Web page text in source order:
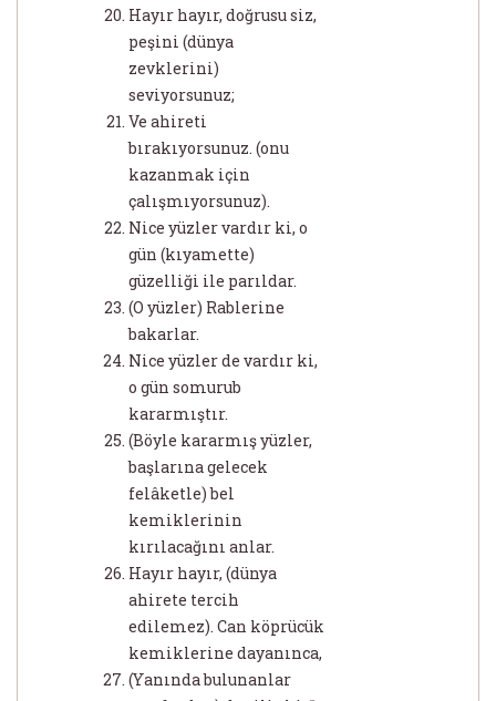
Hayır hayır, doğrusu siz,
peşini (dünya
zevklerini)
seviyorsunuz;
Ve ahireti
bırakıyorsunuz. (onu
kazanmak için
çalışmıyorsunuz).
Nice yüzler vardır ki, o
gün (kıyamette)
güzelliği ile parıldar.
(O yüzler) Rablerine
bakarlar.
Nice yüzler de vardır ki,
o gün somurub
kararmıştır.
(Böyle kararmış yüzler,
başlarına gelecek
felâketle) bel
kemiklerinin
kırılacağını anlar.
Hayır hayır, (dünya
ahirete tercih
edilemez). Can köprücük
kemiklerine dayanınca,
(Yanında bulunanlar